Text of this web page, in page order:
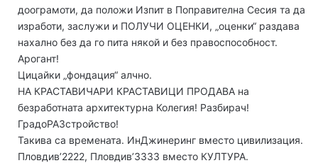
доограмоти, да положи Изпит в Поправителна Сесия та да
изработи, заслужи и ПОЛУЧИ ОЦЕНКИ, „оценки“ раздава
нахално без да го пита някой и без правоспособност.
Арогант!
Цицайки „фондация“ алчно.
НА КРАСТАВИЧАРИ КРАСТАВИЦИ ПРОДАВА на
безработната архитектурна Колегия! Разбирач!
ГрадоРАЗстройство!
Такива са времената. ИнДжинеринг вместо цивилизация.
Пловдив’2222, Пловдив’3333 вместо КУЛТУРА.